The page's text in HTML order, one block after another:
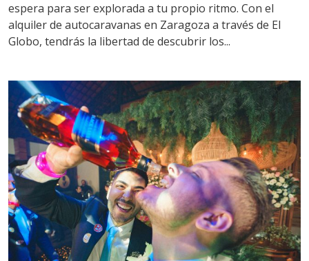
espera para ser explorada a tu propio ritmo. Con el
alquiler de autocaravanas en Zaragoza a través de El
Globo, tendrás la libertad de descubrir los...